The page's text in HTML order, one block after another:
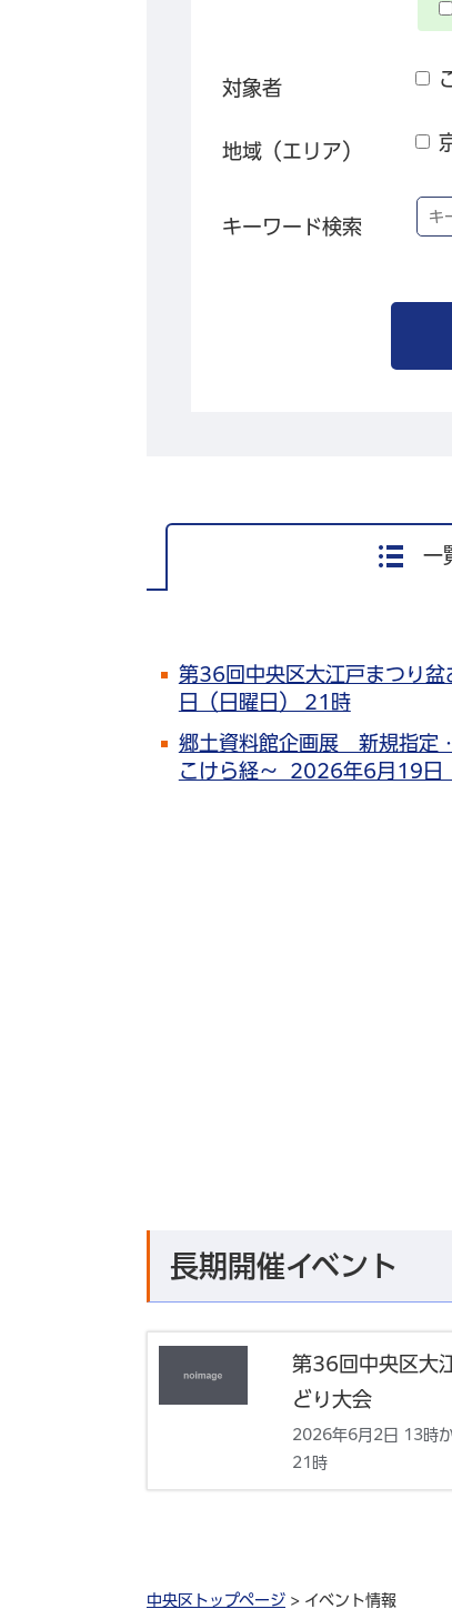
対象者
地域（エリア）
キーワード検索
一
第36回中央区大江戸まつり
日（日曜日） 21時
郷土資料館企画展 新規指定
こけら経～ 2026年6月19日
長期開催イベント
第36回中央区大
どり大会
2026年6月2日 13時
21時
中央区トップページ > イベント情報